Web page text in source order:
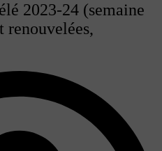
2023-24 (semaine
renouvelées,